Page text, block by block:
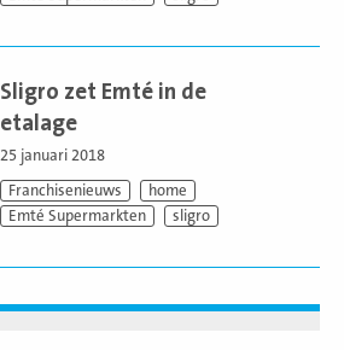
Sligro zet Emté in de
etalage
25 januari 2018
Franchisenieuws
home
Emté Supermarkten
sligro